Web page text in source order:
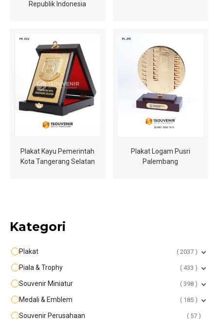
Republik Indonesia
Plakat Kayu Pemerintah
Kota Tangerang Selatan
Plakat Logam Pusri
Palembang
Kategori
Plakat 2037
Piala & Trophy 433
Souvenir Miniatur 398
Medali & Emblem 185
Souvenir Perusahaan 57